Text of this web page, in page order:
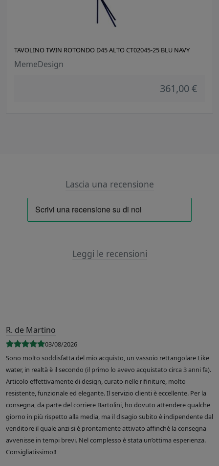
TAVOLINO TWIN ROTONDO D45 ALTO CT02045-25 BLU NAVY
MemeDesign
361,00 €
Lascia una recensione
Leggi le recensioni
R. de Martino
03/08/2026
Sono molto soddisfatta del mio acquisto, un vassoio rettangolare Like
water, in realtà è il secondo (il primo lo avevo acquistato circa 3 anni fa).
Articolo effettivamente di design, curato nelle rifiniture, molto
resistente, funzionale ed elegante. Il servizio clienti è eccellente. Per la
consegna, da parte del corriere Bartolini, ho dovuto attendere qualche
giorno in più rispetto alla media, ma il disagio subito è indipendente dal
venditore il quale anzi si è prontamente attivato affinché la consegna
avvenisse in tempi brevi. Nel complesso è stata un’ottima esperienza.
Consigliatissimo!!